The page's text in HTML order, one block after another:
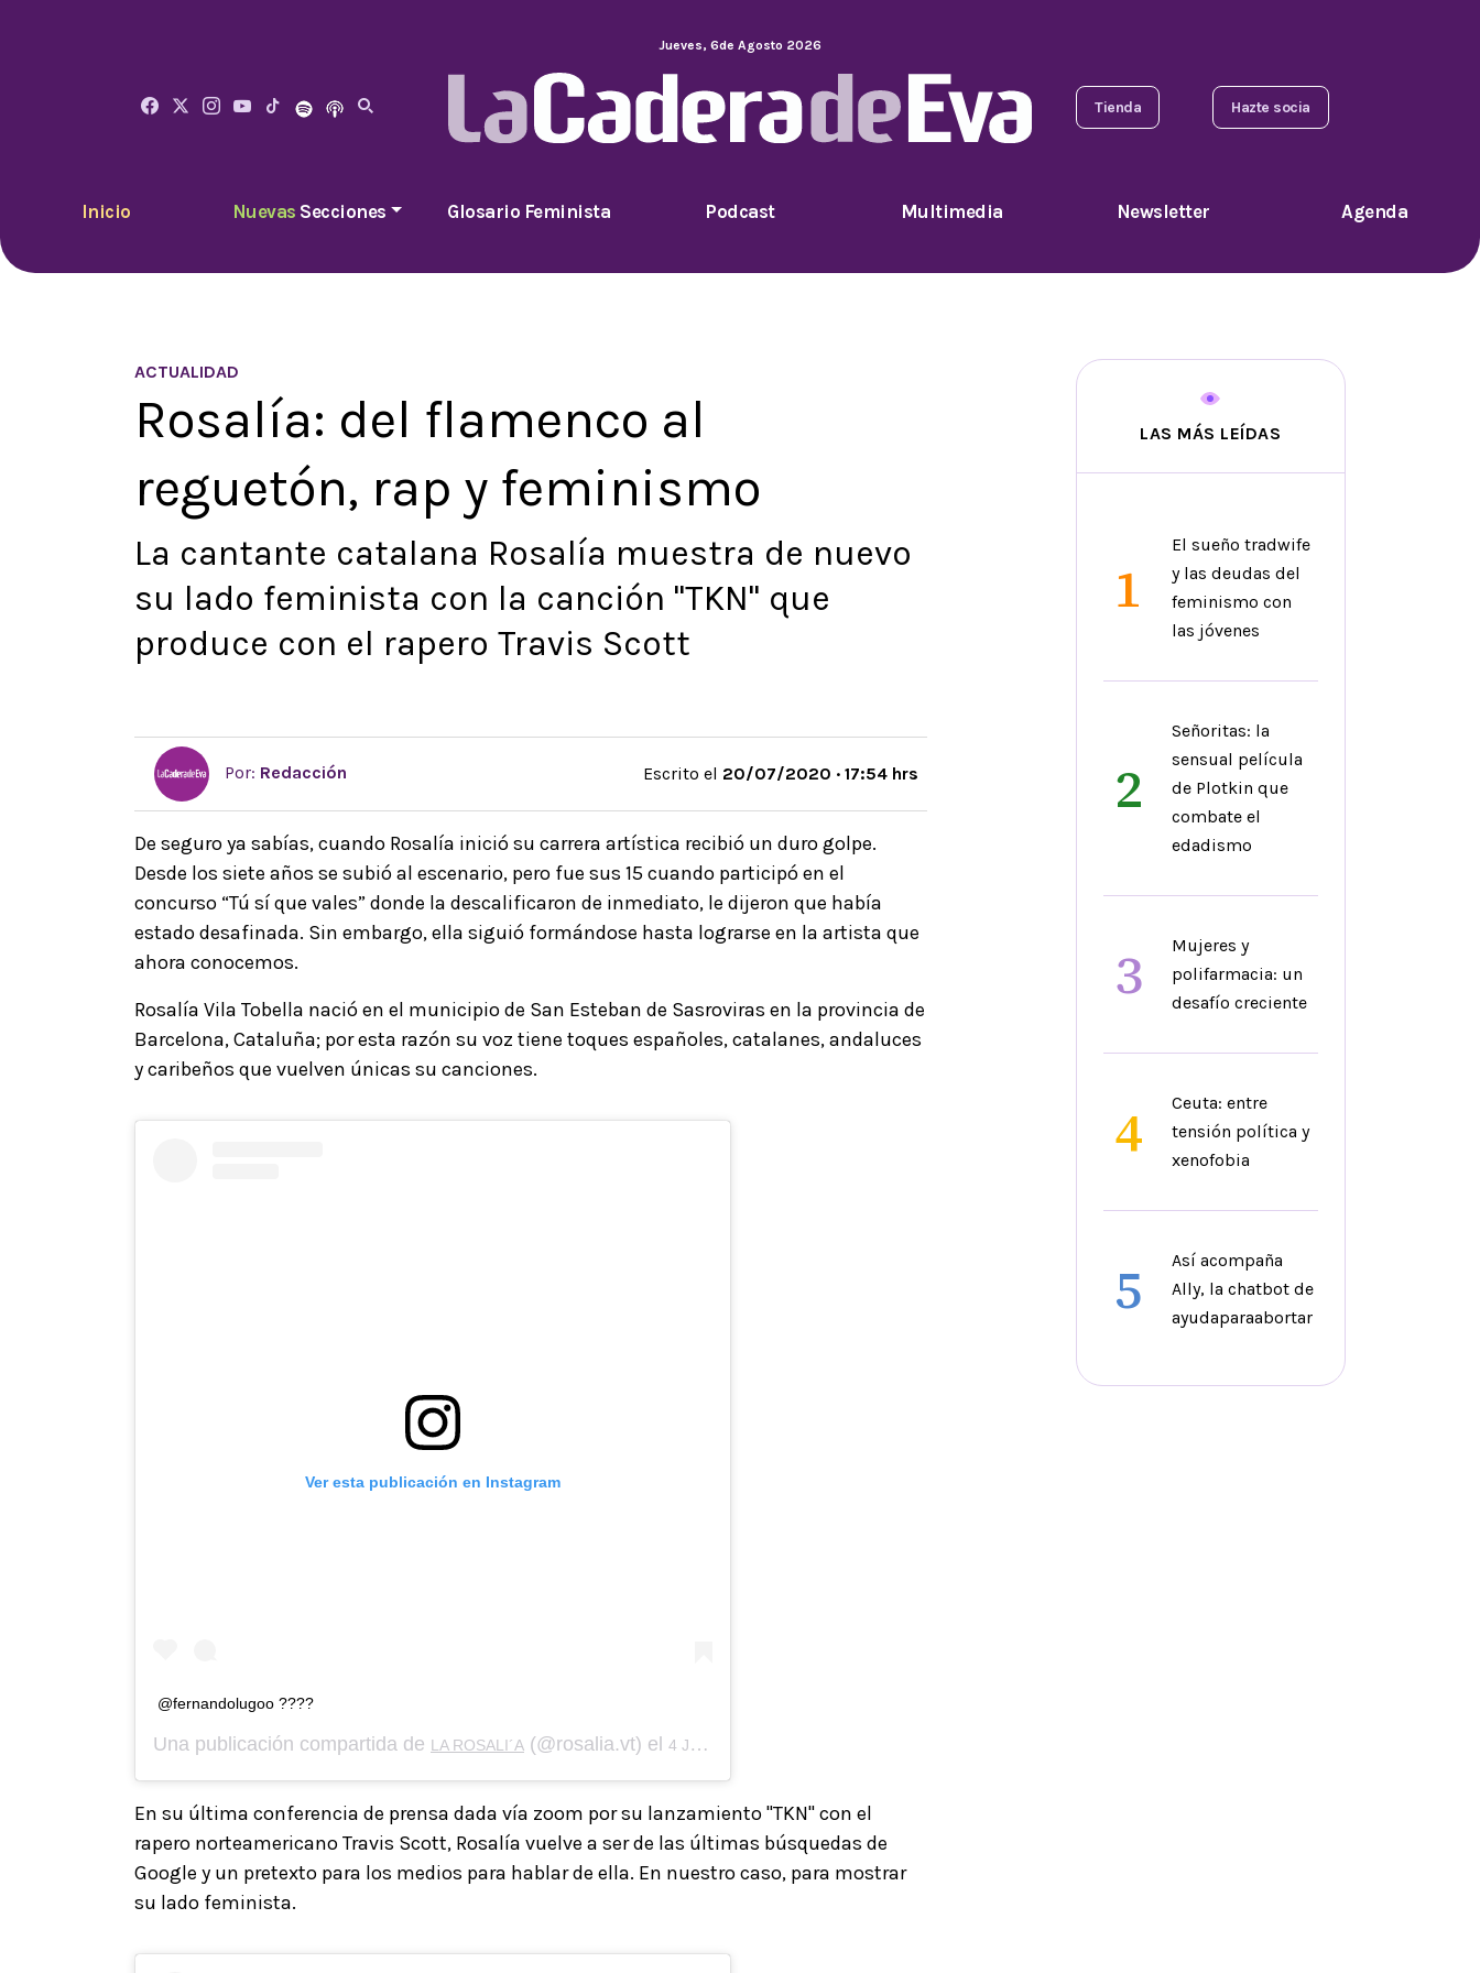
Jueves, 6de Agosto 2026
Tienda Hazte socia
Inicio Nuevas Secciones Glosario Feminista Podcast Multimedia Newsletter Agenda
ACTUALIDAD
Rosalía: del flamenco al
reguetón, rap y feminismo
La cantante catalana Rosalía muestra de nuevo
su lado feminista con la canción "TKN" que
produce con el rapero Travis Scott
Por: Redacción Escrito el 20/07/2020 · 17:54 hrs
De seguro ya sabías, cuando Rosalía inició su carrera artística recibió un duro golpe.
Desde los siete años se subió al escenario, pero fue sus 15 cuando participó en el
concurso “Tú sí que vales” donde la descalificaron de inmediato, le dijeron que había
estado desafinada. Sin embargo, ella siguió formándose hasta lograrse en la artista que
ahora conocemos.
Rosalía Vila Tobella nació en el municipio de San Esteban de Sasroviras en la provincia de
Barcelona, Cataluña; por esta razón su voz tiene toques españoles, catalanes, andaluces
y caribeños que vuelven únicas su canciones.
Ver esta publicación en Instagram
@fernandolugoo ????
Una publicación compartida de LA ROSALI´A (@rosalia.vt) el 4 Jun, 2020 a las 1:12 PDT
En su última conferencia de prensa dada vía zoom por su lanzamiento "TKN" con el
rapero norteamericano Travis Scott, Rosalía vuelve a ser de las últimas búsquedas de
Google y un pretexto para los medios para hablar de ella. En nuestro caso, para mostrar
su lado feminista.
LAS MÁS LEÍDAS
1
El sueño tradwife
y las deudas del
feminismo con
las jóvenes
2
Señoritas: la
sensual película
de Plotkin que
combate el
edadismo
3
Mujeres y
polifarmacia: un
desafío creciente
4
Ceuta: entre
tensión política y
xenofobia
5
Así acompaña
Ally, la chatbot de
ayudaparaabortar